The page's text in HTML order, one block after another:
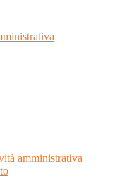
amministrativa